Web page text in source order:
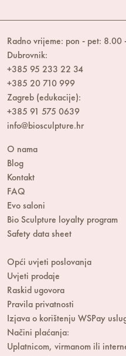
Radno vrijeme: pon - pet: 8.00
Dubrovnik:
+385 95 233 22 34
+385 20 710 999
Zagreb (edukacije):
+385 91 575 0639
info@biosculpture.hr
O nama
Blog
Kontakt
FAQ
Evo saloni
Bio Sculpture loyalty program
Safety data sheet
Opći uvjeti poslovanja
Uvjeti prodaje
Raskid ugovora
Pravila privatnosti
Izjava o korištenju WSPay
Načini plaćanja:
Uplatnicom, virmanom ili